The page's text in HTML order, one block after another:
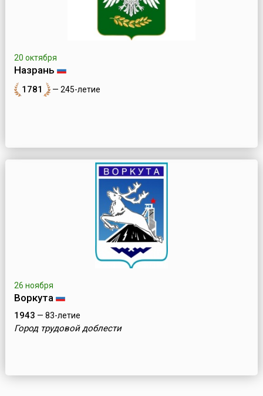
20 октября
Назрань
1781 — 245-летие
26 ноября
Воркута
1943 — 83-летие
Город трудовой доблести